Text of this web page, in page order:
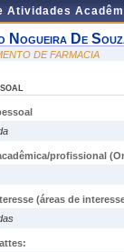
Atividades
De
DE FARMACIA
profissional
(áreas de